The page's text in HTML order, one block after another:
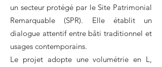
un secteur protégé par le Site Patrimonial
Remarquable (SPR). Elle établit un
dialogue attentif entre bâti traditionnel et
usages contemporains.
Le projet adopte une volumétrie en L,